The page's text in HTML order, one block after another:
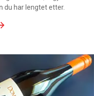
du har lengtet etter.